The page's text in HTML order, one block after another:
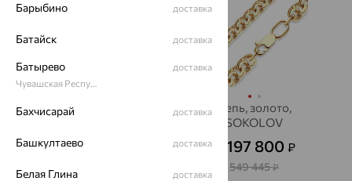
Шнур, серебро
Цепь, золото,
SOKOLOV
197 800₽
549 445₽
Барыбино доставка
Батайск доставка
Батырево
Чувашская Республика - Чувашия
доставка
Бахчисарай доставка
Башкултаево доставка
Белая Глина доставка